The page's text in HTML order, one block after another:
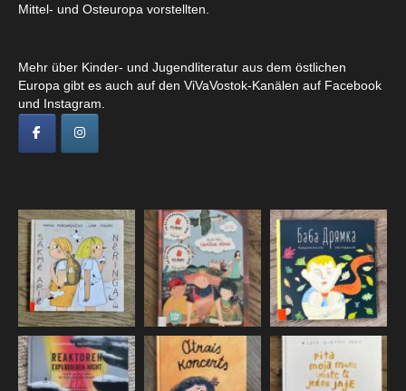
Mittel- und Osteuropa vorstellten.
Mehr über Kinder- und Jugendliteratur aus dem östlichen
Europa gibt es auch auf den ViVaVostok-Kanälen auf Facebook
und Instagram.